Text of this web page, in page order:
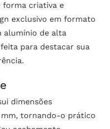
forma criativa e
exclusivo em formato
alumínio de alta
para destacar sua
dimensões
mm, tornando-o prático